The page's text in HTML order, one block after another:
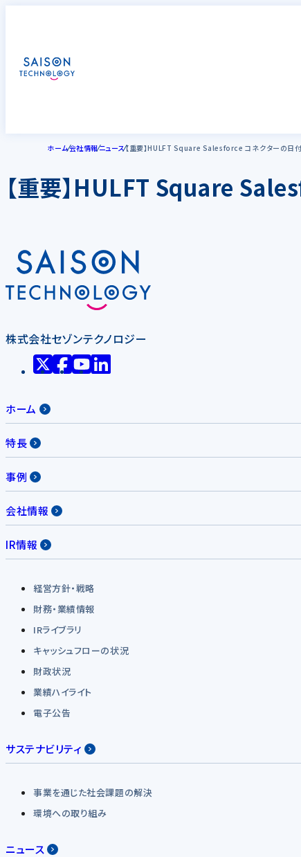
ホーム会社情報ニュース【重要】HULFT Square Salesforce コネクターの日
【重要】HULFT Square
株式会社セゾンテクノロジー
ホーム
特長
事例
会社情報
IR情報
経営方針・戦略
財務・業績情報
IRライブラリ
キャッシュフローの状況
財政状況
業績ハイライト
電子公告
サステナビリティ
事業を通じた社会課題の解決
環境への取り組み
ニュース